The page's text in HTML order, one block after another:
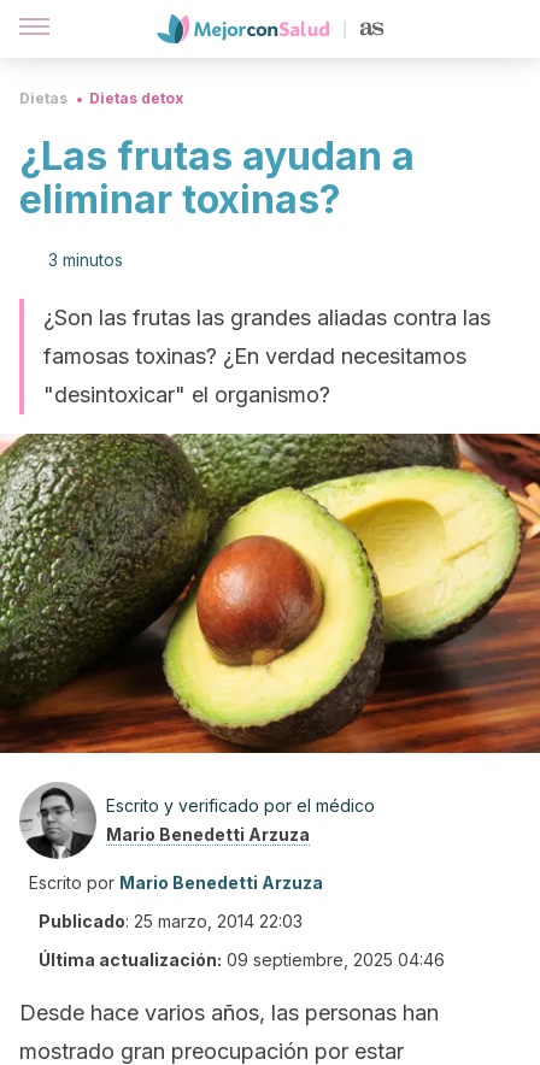
Dietas Dietas detox
¿Las frutas ayudan a
eliminar toxinas?
3 minutos
¿Son las frutas las grandes aliadas contra las
famosas toxinas? ¿En verdad necesitamos
"desintoxicar" el organismo?
Escrito y verificado por el médico
Mario Benedetti Arzuza
Escrito por Mario Benedetti Arzuza
Publicado: 25 marzo, 2014 22:03
Última actualización: 09 septiembre, 2025 04:46
Desde hace varios años, las personas han
mostrado gran preocupación por estar